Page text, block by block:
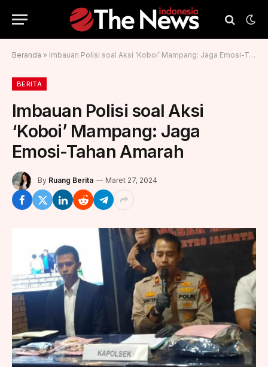
Beranda » Imbauan Polisi soal Aksi ‘Koboi’ Mampang: Jaga Emosi-Tahan Amarah
BERITA
Imbauan Polisi soal Aksi
‘Koboi’ Mampang: Jaga
Emosi-Tahan Amarah
By Ruang Berita Maret 27, 2024